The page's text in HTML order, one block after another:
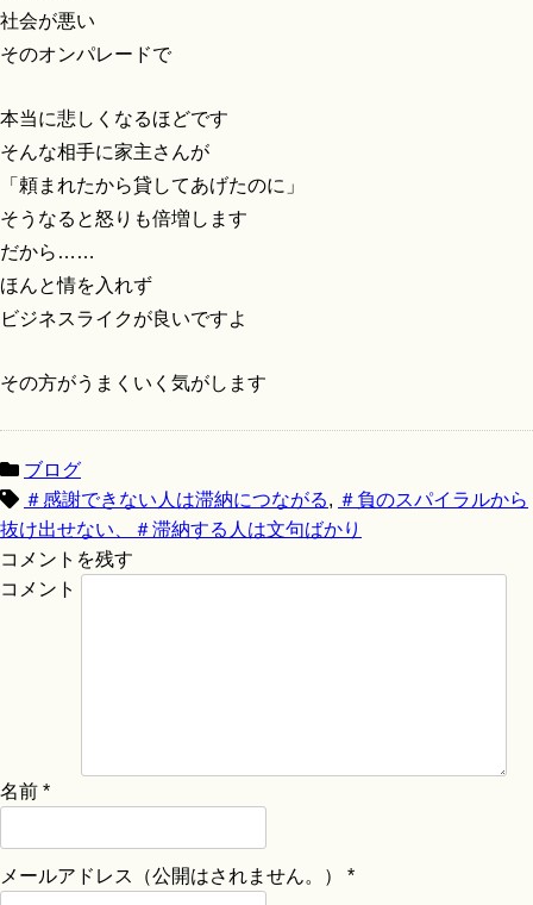
社会が悪い
そのオンパレードで
本当に悲しくなるほどです
そんな相手に家主さんが
「頼まれたから貸してあげたのに」
そうなると怒りも倍増します
だから……
ほんと情を入れず
ビジネスライクが良いですよ
その方がうまくいく気がします
ブログ
＃感謝できない人は滞納につながる, ＃負のスパイラルから
抜け出せない、＃滞納する人は文句ばかり
コメントを残す
コメント
名前 *
メールアドレス（公開はされません。） *